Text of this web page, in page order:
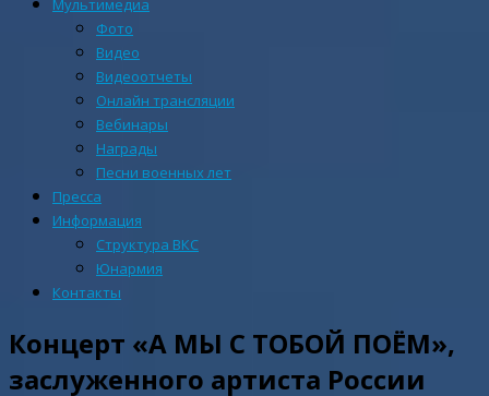
Мультимедиа
Фото
Видео
Видеоотчеты
Онлайн трансляции
Вебинары
Награды
Песни военных лет
Пресса
Информация
Структура ВКС
Юнармия
Контакты
Концерт «А МЫ С ТОБОЙ ПОЁМ»,
заслуженного артиста России